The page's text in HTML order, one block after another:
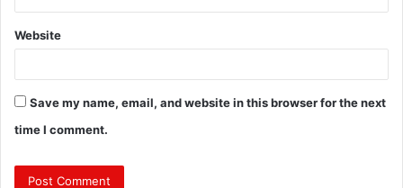
Website
Save my name, email, and website in this browser for the next
time I comment.